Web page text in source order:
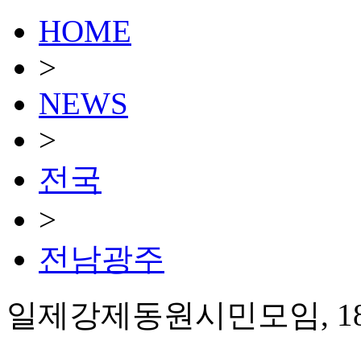
HOME
>
NEWS
>
전국
>
전남광주
일제강제동원시민모임,